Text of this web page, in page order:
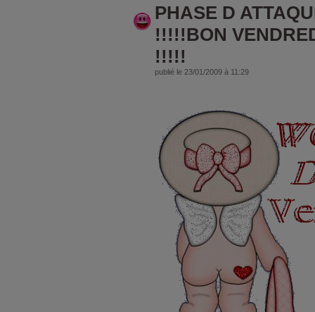
PHASE D
!!!!!BON
!!!!!
publié le 23/01/2009 à 11:29